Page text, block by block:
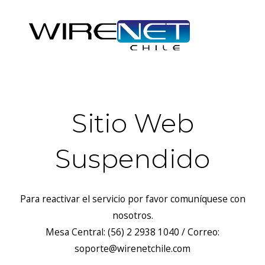
Sitio Web
Suspendido
Para reactivar el servicio por favor comuníquese con
nosotros.
Mesa Central: (56) 2 2938 1040 / Correo:
soporte@wirenetchile.com